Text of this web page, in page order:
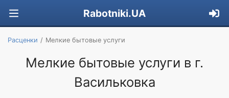
Rabotniki.UA
Расценки Мелкие бытовые услуги
Мелкие бытовые услуги в г.
Васильковка